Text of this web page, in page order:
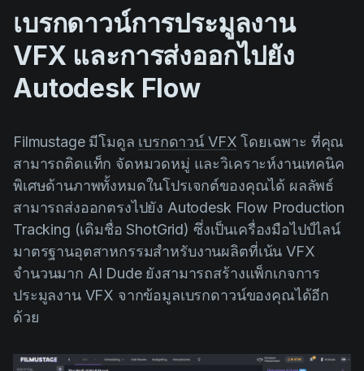
เบรกดาวน์การประมูลงาน
VFX และการส่งออกไปยัง
Autodesk Flow
Filmustage มีโมดูล เบรกดาวน์ VFX โดยเฉพาะ ที่คุณ
สามารถติดแท็ก จัดหมวดหมู่ และวิเคราะห์งานเทคนิค
พิเศษด้านภาพทั้งหมดในโปรเจกต์ของคุณได้ ผลลัพธ์
สามารถส่งออกตรงไปยัง Autodesk Flow Production
Tracking (เดิมชื่อ ShotGrid) ซึ่งเป็นเครื่องมือไปป์ไลน์
มาตรฐานอุตสาหกรรมสำหรับงานผลิตที่เน้น VFX
จำนวนมาก AI Dude ยังสามารถสร้างแพ็กเกจการ
ประมูลงาน VFX จากข้อมูลเบรกดาวน์ของคุณได้อีก
ด้วย